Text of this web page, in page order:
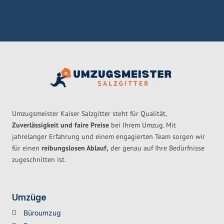
Umzugsmeister Kaiser Salzgitter steht für Qualität,
Zuverlässigkeit und faire Preise bei Ihrem Umzug. Mit
jahrelanger Erfahrung und einem engagierten Team sorgen wir
für einen reibungslosen Ablauf, der genau auf Ihre Bedürfnisse
zugeschnitten ist.
Umzüge
Büroumzug